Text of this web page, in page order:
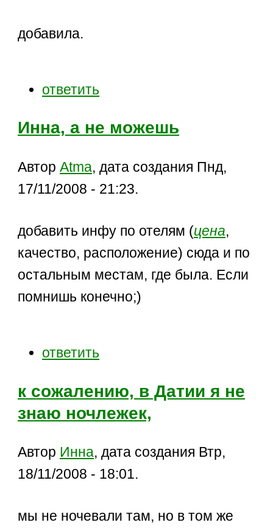
добавила.
ответить
Инна, а не можешь
АвторAtma, дата создания Пнд,
17/11/2008 - 21:23.
добавить инфу по отелям (цена,
качество, расположение) сюда и по
остальным местам, где была. Если
помнишь конечно;)
ответить
к сожалению, в Датии я не
знаю ночлежек,
Автор Инна, дата создания Втр,
18/11/2008 - 18:01.
мы не ночевали там, но в том же